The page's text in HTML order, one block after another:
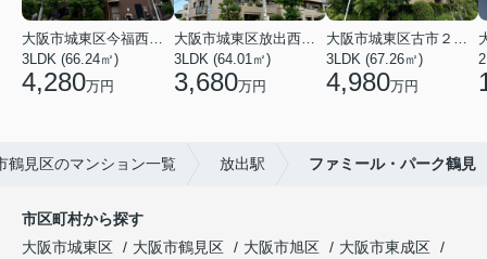
3LDK (66.24㎡)
4,280万円
3LDK (64.01㎡)
3,680万円
3LDK (67.26㎡)
4,980万円
鶴見区のマンション一覧 放出駅 ファミール・パーク鶴見
市区町村から探す
大阪市城東区
大阪市鶴見区 大阪市旭区
大阪市東成区